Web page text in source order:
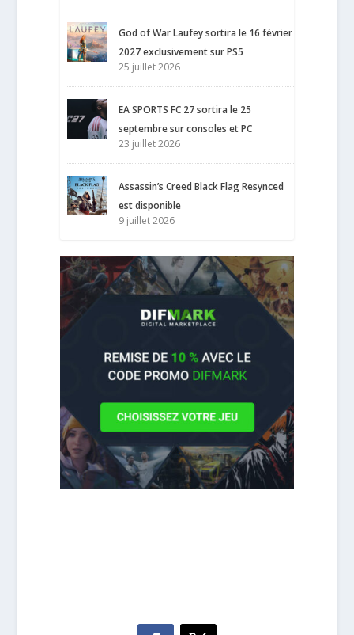
God of War Laufey sortira le 16 février
2027 exclusivement sur PS5
25 juillet 2026
EA SPORTS FC 27 sortira le 25
septembre sur consoles et PC
23 juillet 2026
Assassin’s Creed Black Flag Resynced
est disponible
9 juillet 2026